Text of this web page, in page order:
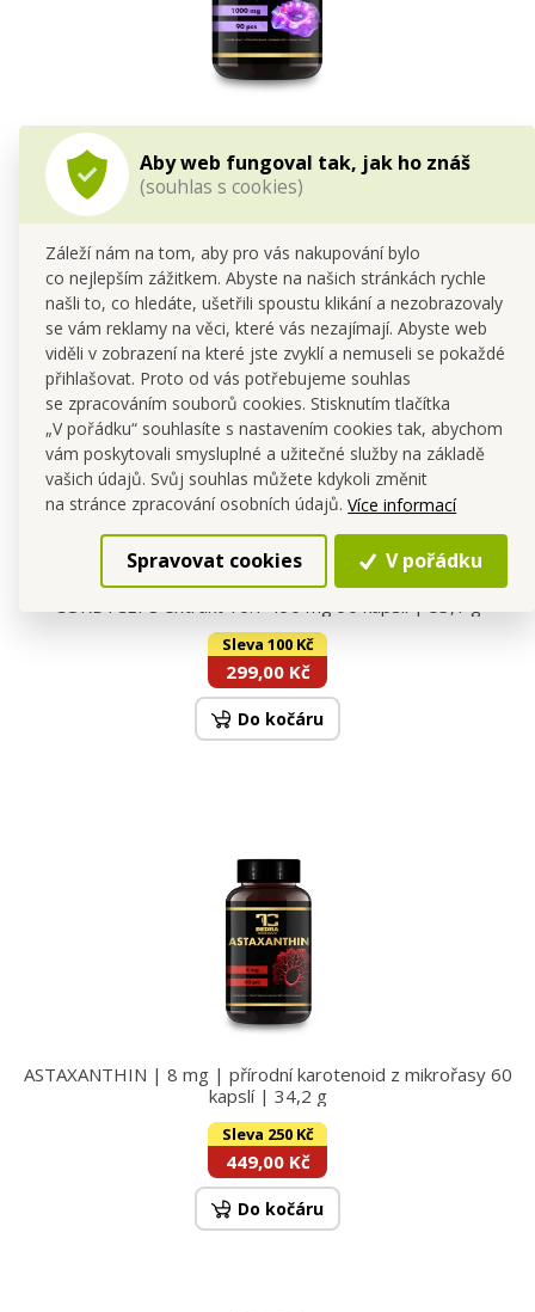
Aby web fungoval tak, jak ho znáš
(souhlas s cookies)
Záleží nám na tom, aby pro vás nakupování bylo
co nejlepším zážitkem. Abyste na našich stránkách rychle
našli to, co hledáte, ušetřili spoustu klikání a nezobrazovaly
se vám reklamy na věci, které vás nezajímají. Abyste web
viděli v zobrazení na které jste zvyklí a nemuseli se pokaždé
přihlašovat. Proto od vás potřebujeme souhlas
se zpracováním souborů cookies. Stisknutím tlačítka
„V pořádku“ souhlasíte s nastavením cookies tak, abychom
vám poskytovali smysluplné a užitečné služby na základě
vašich údajů. Svůj souhlas můžete kdykoli změnit
na stránce zpracování osobních údajů.Více informací
Spravovat cookies V pořádku
OMEGA 3 SUPREME 1000 mg | 1 tobolka = 330 mg EPA &
220 mg DHA + vitamin E | srdce, mozek & zrak | 90 kapslí |
122 g
Cena pro tebe
Do kočáru
CORDYCEPS extrakt 10:1 490 mg 90 kapslí | 53,1 g
Sleva 100 Kč
299,00 Kč
Do kočáru
ASTAXANTHIN | 8 mg | přírodní karotenoid z mikrořasy 60
kapslí | 34,2 g
Sleva 250 Kč
449,00 Kč
Do kočáru